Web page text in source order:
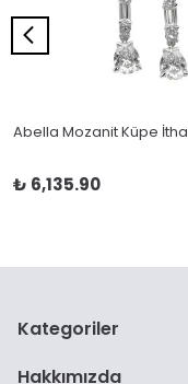
Abella Mozanit Küpe
₺ 6,135.90
Kategoriler
Hakkımızda